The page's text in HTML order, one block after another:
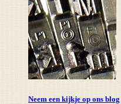
Neem een kijkje op ons blog